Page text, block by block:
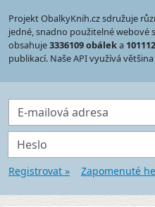
Projekt ObalkyKnih.cz sdružuje
jedné, snadno použitelné webové
obsahuje3336109 obáleka
publikací. Naše API využívá
E-mailová adresa
Heslo
Registrovat » Zapomenuté